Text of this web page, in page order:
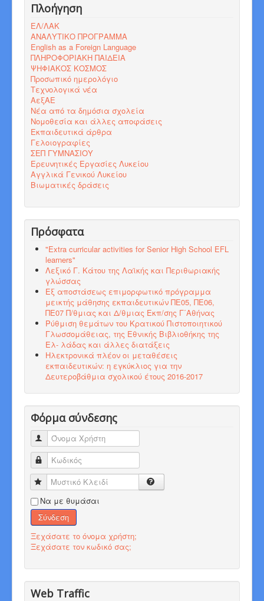
Πλοήγηση
ΕΛ/ΛΑΚ
ΑΝΑΛΥΤΙΚΟ ΠΡΟΓΡΑΜΜΑ
English as a Foreign Language
ΠΛΗΡΟΦΟΡΙΑΚΗ ΠΑΙΔΕΙΑ
ΨΗΦΙΑΚΟΣ ΚΟΣΜΟΣ
Προσωπικό ημερολόγιο
Τεχνολογικά νέα
ΑεξΑΕ
Νέα από τα δημόσια σχολεία
Νομοθεσία και άλλες αποφάσεις
Εκπαιδευτικά άρθρα
Γελοιογραφίες
ΣΕΠ ΓΥΜΝΑΣΙΟΥ
Ερευνητικές Εργασίες Λυκείου
Αγγλικά Γενικού Λυκείου
Βιωματικές δράσεις
Πρόσφατα
"Εxtra curricular activities for Senior High School EFL
learners"
Λεξικό Γ. Κάτου της Λαϊκής και Περιθωριακής
γλώσσας
Εξ αποστάσεως επιμορφωτικό πρόγραμμα
μεικτής μάθησης εκπαιδευτικών ΠΕ05, ΠΕ06,
ΠΕ07 Π/θμιας και Δ/θμιας Εκπ/σης Γ΄Αθήνας
Ρύθμιση θεμάτων του Κρατικού Πιστοποιητικού
Γλωσσομάθειας, της Εθνικής Βιβλιοθήκης της
Ελ- λάδας και άλλες διατάξεις
Ηλεκτρονικά πλέον οι μεταθέσεις
εκπαιδευτικών: η εγκύκλιος για την
Δευτεροβάθμια σχολικού έτους 2016-2017
Φόρμα σύνδεσης
Όνομα Χρήστη
Κωδικός
Μυστικό Κλειδί
Να με θυμάσαι
Σύνδεση
Ξεχάσατε το όνομα χρήστη;
Ξεχάσατε τον κωδικό σας;
Web Traffic